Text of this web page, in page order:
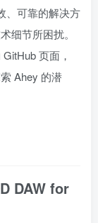
、可靠的解决方
细节所困扰。
页面，
Ahey 的潜
DAW for